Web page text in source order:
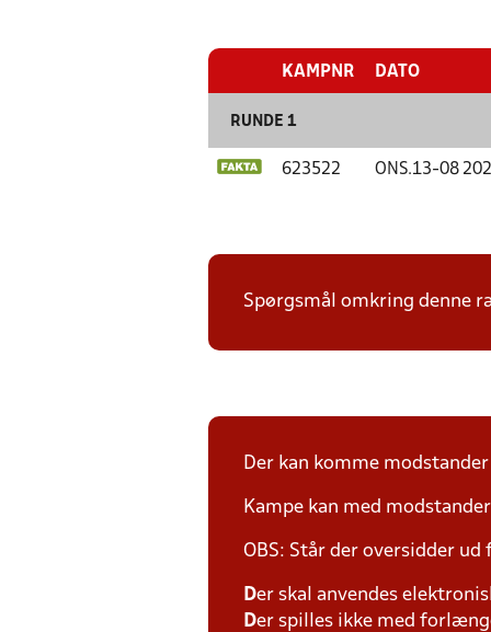
KAMPNR DATO
RUNDE 1
623522 ONS.13-08
Spørgsmål omkring denne
Der kan komme
Kampe kan med
OBS: Står der oversidder
Der skal anvendes
Der spilles ikke med